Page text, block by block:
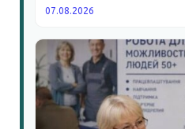
07.08.2026